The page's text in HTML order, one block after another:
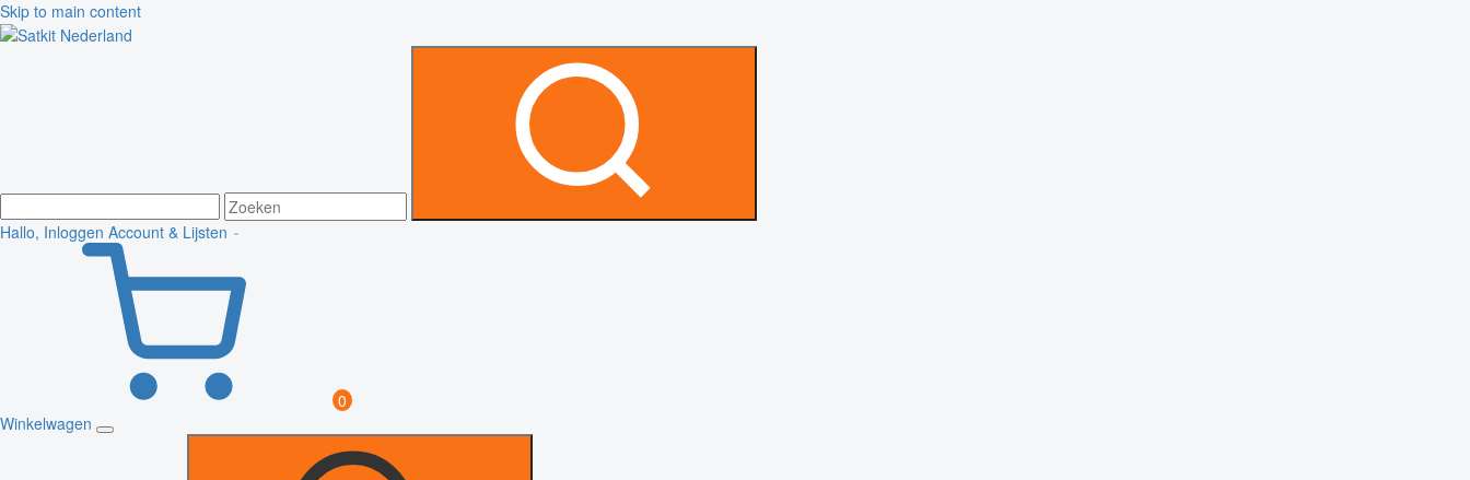
Skip to main content
Hallo, Inloggen Account & Lijsten
0
Winkelwagen